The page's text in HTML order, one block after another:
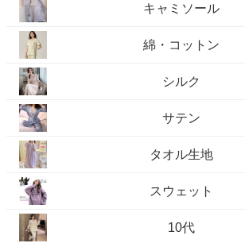
キャミソール
綿・コットン
シルク
サテン
タオル生地
スウェット
10代